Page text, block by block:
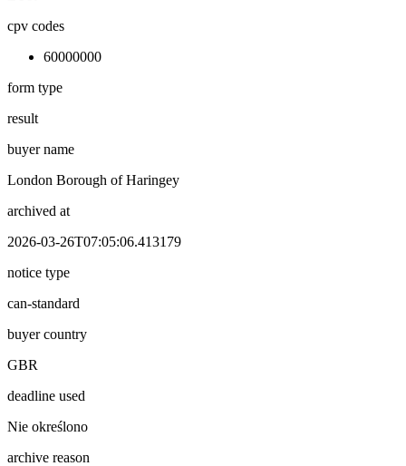
cpv codes
60000000
form type
result
buyer name
London Borough of Haringey
archived at
2026-03-26T07:05:06.413179
notice type
can-standard
buyer country
GBR
deadline used
Nie określono
archive reason